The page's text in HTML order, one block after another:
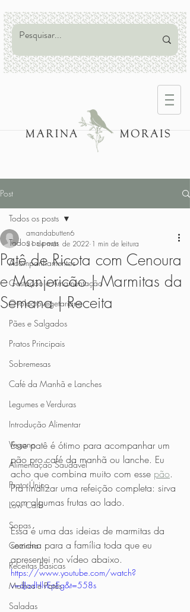
Post
Todos os posts
Acompanhamentos
Gestação e Amamentação
Ovolactovegetariano
Pães e Salgados
Pratos Principais
Sobremesas
Café da Manhã e Lanches
Legumes e Verduras
Introdução Alimentar
Vegano
Alimentação Saudável
Prato Único
Low Carb
Sopas
Cozinha
Receitas Básicas
Molhos e Patês
Saladas
Todos os posts
Patê de Ricota com Cenoura
e Manjericão | Marmitas da
Semana | Receita
amandabutten6
31 de mar. de 2022 1 min de leitura
Esse patê é ótimo para acompanhar um
pão pro café da manhã ou lanche. Eu
acho que combina muito com esse pão.
Pra finalizar uma refeição completa: sirva
com algumas frutas ao lado.
Essa é uma das ideias de marmitas da
semana para a família toda que eu
apresentei no vídeo abaixo.
https://www.youtube.com/watch?
v=dJadHlvEpEg&t=558s